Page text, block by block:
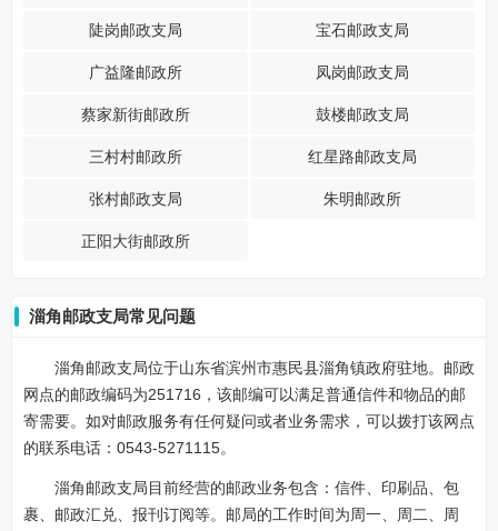
陡岗邮政支局 宝石邮政支局
广益隆邮政所 凤岗邮政支局
蔡家新街邮政所 鼓楼邮政支局
三村村邮政所 红星路邮政支局
张村邮政支局 朱明邮政所
正阳大街邮政所
淄角邮政支局常见问题
淄角邮政支局位于山东省滨州市惠民县淄角镇政府驻地。邮政
网点的邮政编码为251716，该邮编可以满足普通信件和物品的邮
寄需要。如对邮政服务有任何疑问或者业务需求，可以拨打该网点
的联系电话：0543-5271115。
淄角邮政支局目前经营的邮政业务包含：信件、印刷品、包
裹、邮政汇兑、报刊订阅等。邮局的工作时间为周一、周二、周